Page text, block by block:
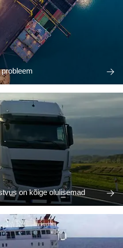
on kõige olulisemad